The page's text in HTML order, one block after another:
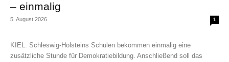
– einmalig
5. August 2026 1
KIEL. Schleswig-Holsteins Schulen bekommen einmalig eine
zusätzliche Stunde für Demokratiebildung. Anschließend soll das